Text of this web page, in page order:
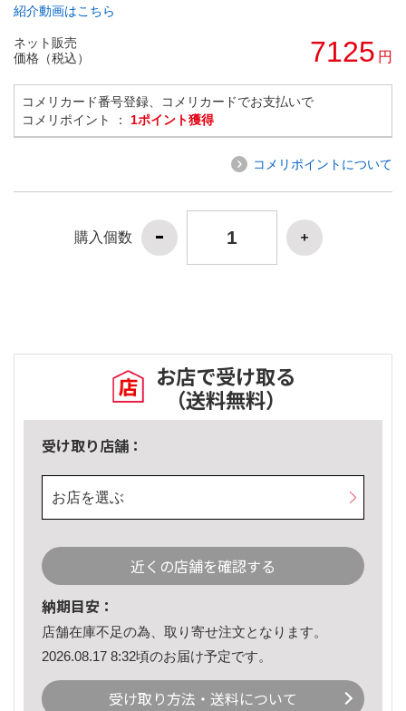
紹介動画はこちら
ネット販売
価格（税込）
7125 円
コメリカード番号登録、コメリカードでお支払いで
コメリポイント ： 1ポイント獲得
コメリポイントについて
購入個数
お店で受け取る
（送料無料）
受け取り店舗：
お店を選ぶ
近くの店舗を確認する
納期目安：
店舗在庫不足の為、取り寄せ注文となります。
2026.08.17 8:32頃のお届け予定です。
受け取り方法・送料について